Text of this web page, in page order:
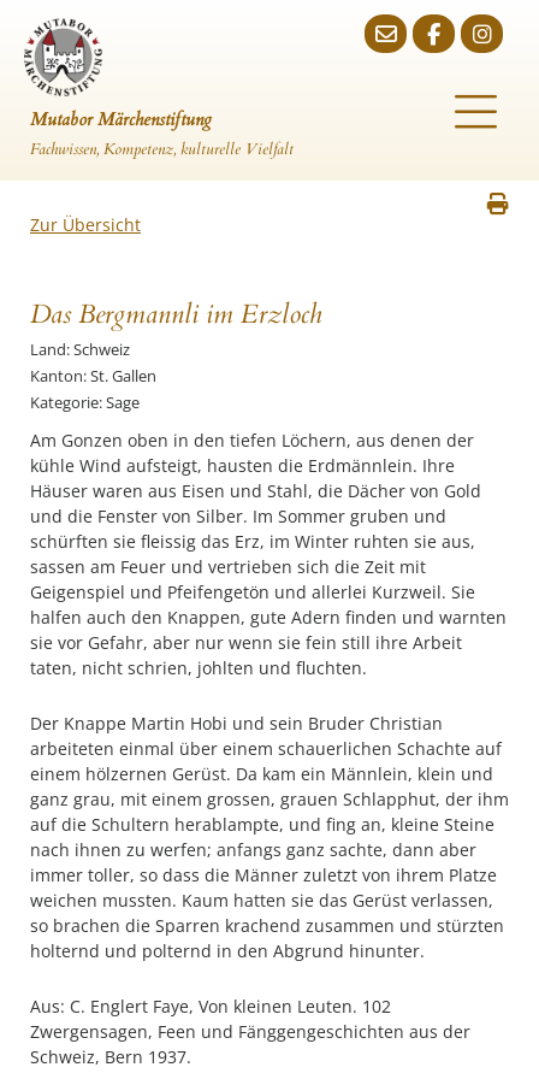
Mutabor Märchenstiftung
Fachwissen, Kompetenz, kulturelle Vielfalt
Zur Übersicht
Das Bergmannli im Erzloch
Land: Schweiz
Kanton: St. Gallen
Kategorie: Sage
Am Gonzen oben in den tiefen Löchern, aus denen der
kühle Wind aufsteigt, hausten die Erdmännlein. Ihre
Häuser waren aus Eisen und Stahl, die Dächer von Gold
und die Fenster von Silber. Im Sommer gruben und
schürften sie fleissig das Erz, im Winter ruhten sie aus,
sassen am Feuer und vertrieben sich die Zeit mit
Geigenspiel und Pfeifengetön und allerlei Kurzweil. Sie
halfen auch den Knappen, gute Adern finden und warnten
sie vor Gefahr, aber nur wenn sie fein still ihre Arbeit
taten, nicht schrien, johlten und fluchten.
Der Knappe Martin Hobi und sein Bruder Christian
arbeiteten einmal über einem schauerlichen Schachte auf
einem hölzernen Gerüst. Da kam ein Männlein, klein und
ganz grau, mit einem grossen, grauen Schlapphut, der ihm
auf die Schultern herablampte, und fing an, kleine Steine
nach ihnen zu werfen; anfangs ganz sachte, dann aber
immer toller, so dass die Männer zuletzt von ihrem Platze
weichen mussten. Kaum hatten sie das Gerüst verlassen,
so brachen die Sparren krachend zusammen und stürzten
holternd und polternd in den Abgrund hinunter.
Aus: C. Englert Faye, Von kleinen Leuten. 102
Zwergensagen, Feen und Fänggengeschichten aus der
Schweiz, Bern 1937.